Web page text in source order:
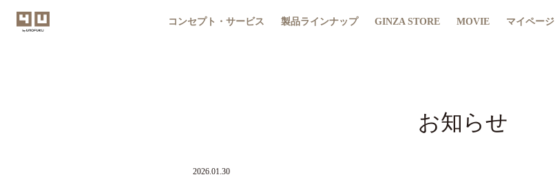
コンセプト・サービス 製品ラインナップ GINZA STORE MOVIE マイページ
お知らせ
2026.01.30